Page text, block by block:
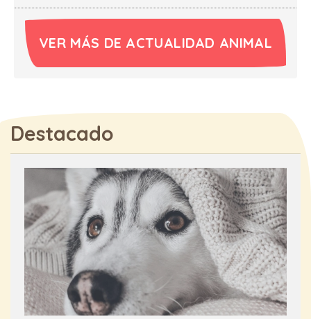
VER MÁS DE ACTUALIDAD ANIMAL
Destacado